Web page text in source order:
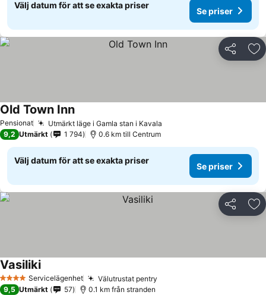
Välj datum för att se exakta priser
Se priser
Dela
Pensionat Utmärkt läge i Gamla stan i Kavala
Old Town Inn
9,2 Utmärkt 1 794 0.6 km till Centrum
Välj datum för att se exakta priser
Se priser
Dela
4 StjärnorServicelägenhet Välutrustat pentry
Vasiliki
9,5 Utmärkt 57 0.1 km från stranden